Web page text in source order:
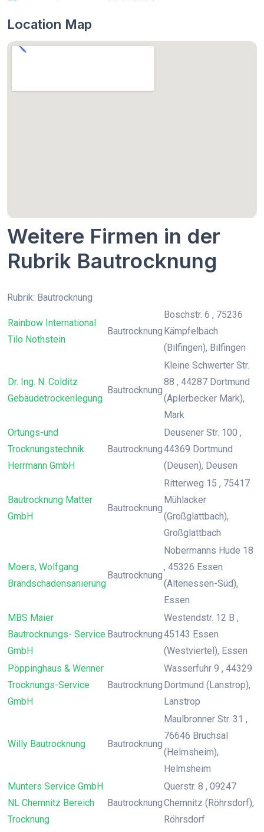
Location Map
Weitere Firmen in der
Rubrik Bautrocknung
Rubrik: Bautrocknung
Rainbow International
Tilo Nothstein
Bautrocknung
Boschstr. 6 , 75236
Kämpfelbach
(Bilfingen), Bilfingen
Dr. Ing. N. Colditz
Gebäudetrockenlegung
Bautrocknung
Kleine Schwerter Str.
88 , 44287 Dortmund
(Aplerbecker Mark),
Mark
Ortungs-und
Trocknungstechnik
Herrmann GmbH
Bautrocknung
Deusener Str. 100 ,
44369 Dortmund
(Deusen), Deusen
Bautrocknung Matter
GmbH
Bautrocknung
Ritterweg 15 , 75417
Mühlacker
(Großglattbach),
Großglattbach
Moers, Wolfgang
Brandschadensanierung
Bautrocknung
Nobermanns Hude 18
, 45326 Essen
(Altenessen-Süd),
Essen
MBS Maier
Bautrocknungs- Service
GmbH
Bautrocknung
Westendstr. 12 B ,
45143 Essen
(Westviertel), Essen
Pöppinghaus & Wenner
Trocknungs-Service
GmbH
Bautrocknung
Wasserfuhr 9 , 44329
Dortmund (Lanstrop),
Lanstrop
Willy Bautrocknung Bautrocknung
Maulbronner Str. 31 ,
76646 Bruchsal
(Helmsheim),
Helmsheim
Munters Service GmbH
NL Chemnitz Bereich
Trocknung
Bautrocknung
Querstr. 8 , 09247
Chemnitz (Röhrsdorf),
Röhrsdorf